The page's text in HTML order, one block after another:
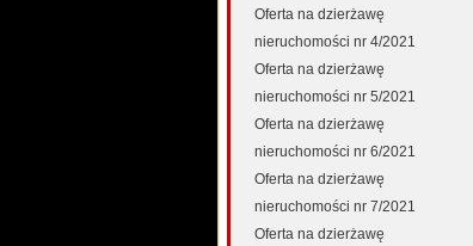
Oferta na dzierżawę
nieruchomości nr 4/2021
Oferta na dzierżawę
nieruchomości nr 5/2021
Oferta na dzierżawę
nieruchomości nr 6/2021
Oferta na dzierżawę
nieruchomości nr 7/2021
Oferta na dzierżawę